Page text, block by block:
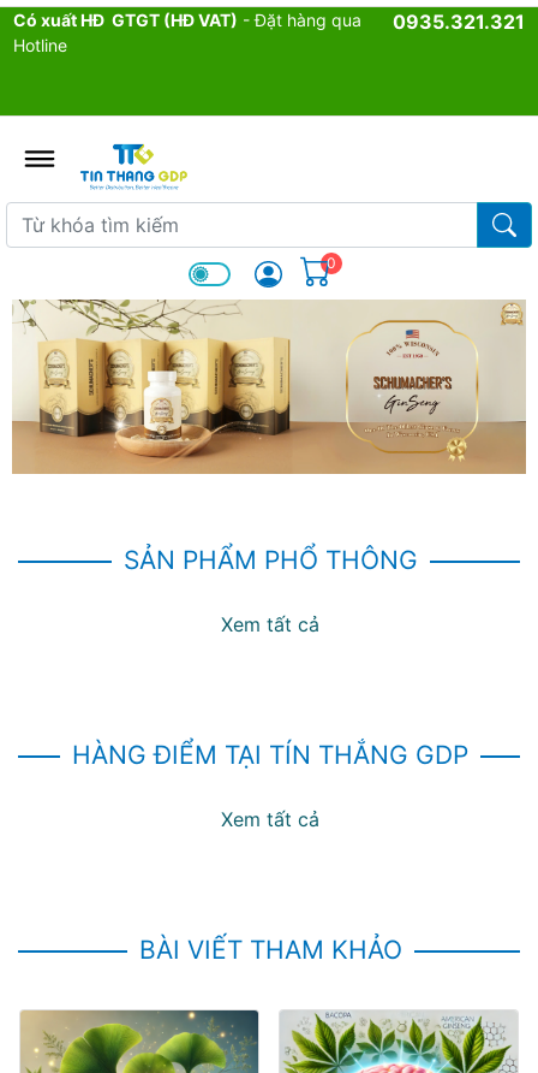
Có xuất HĐ GTGT (HĐ VAT) - Đặt hàng qua
Hotline
0935.321.321
Từ khóa tìm kiếm
Từ
0
SẢN PHẨM PHỔ THÔNG
Xem tất cả
HÀNG ĐIỂM TẠI TÍN THẮNG GDP
Xem tất cả
BÀI VIẾT THAM KHẢO